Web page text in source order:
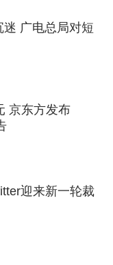
迷 广电总局对短
京东方发布
迎来新一轮裁